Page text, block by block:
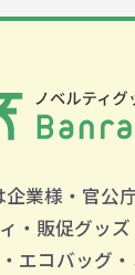
業様・官公
・販促グッ
エコバッグ